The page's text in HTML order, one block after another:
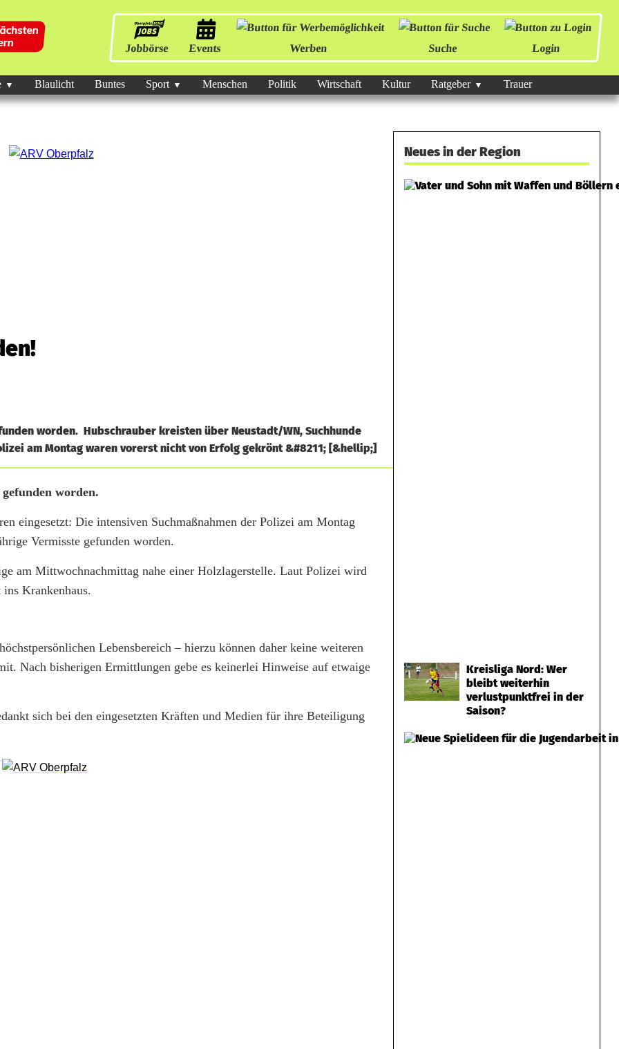
Jobbörse Events Werben Suche Login
Blaulicht Buntes Sport Menschen Politik Wirtschaft Kultur Ratgeber Trauer
worden. Hubschrauber kreisten über Neustadt/WN, Suchhunde
am Montag waren vorerst nicht von Erfolg gekrönt &#8211; [&hellip;]
worden.
eingesetzt: Die intensiven Suchmaßnahmen der Polizei am Montag
Vermisste gefunden worden.
am Mittwochnachmittag nahe einer Holzlagerstelle. Laut Polizei wird
Krankenhaus.
Lebensbereich – hierzu können daher keine weiteren
Nach bisherigen Ermittlungen gebe es keinerlei Hinweise auf etwaige
sich bei den eingesetzten Kräften und Medien für ihre Beteiligung
Neues in der Region
Kreisliga Nord: Wer
bleibt weiterhin
verlustpunktfrei in der
Saison?